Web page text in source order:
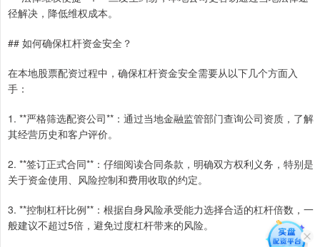
径解决，降低维权成本。
## 如何确保杠杆资金安全？
在本地股票配资过程中，确保杠杆资金安全需要从以下几个方面入
手：
1. **严格筛选配资公司**：通过当地金融监管部门查询公司资质，了解
其经营历史和客户评价。
2. **签订正式合同**：仔细阅读合同条款，明确双方权利义务，特别是
关于资金使用、风险控制和费用收取的约定。
3. **控制杠杆比例**：根据自身风险承受能力选择合适的杠杆倍数，一
般建议不超过5倍，避免过度杠杆带来的风险。